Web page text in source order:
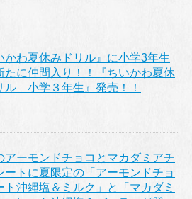
かわ夏休みドリル』に小学3年生
たに仲間入り！！『ちいかわ夏休
ル 小学３年生』発売！！
アーモンドチョコとマカダミアチ
ートに夏限定の「アーモンドチョ
ト沖縄塩＆ミルク」と「マカダミ